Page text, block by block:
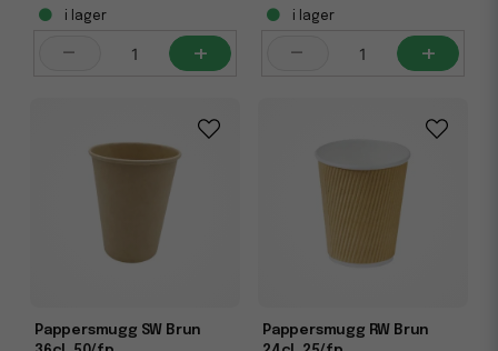
i lager
- +
i lager
- +
Pappersmugg SW Brun
Pappersmugg RW Brun